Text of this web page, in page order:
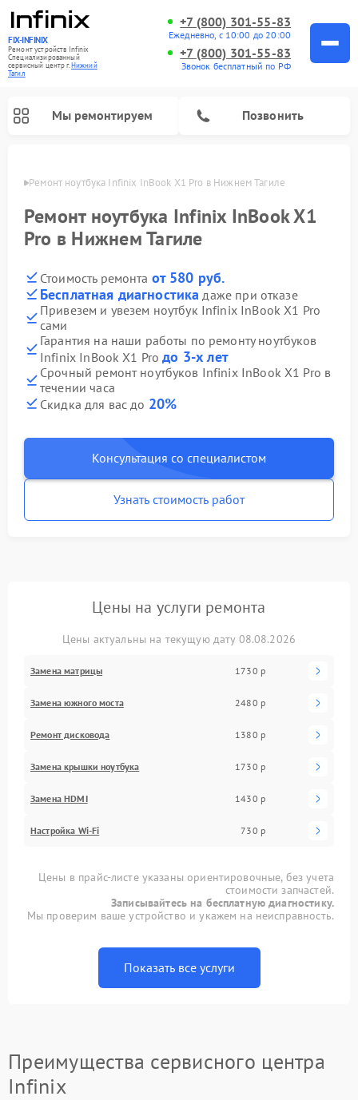
FIX-INFINIX
Ремонт устройств Infinix
Специализированный
cервисный центр г.Нижний
Тагил
+7 (800) 301-55-83
Ежедневно, с 10:00 до 20:00
+7 (800) 301-55-83
Звонок бесплатный по РФ
Мы ремонтируем Позвонить
Ремонт ноутбука Infinix InBook X1 Pro в Нижнем Тагиле
Ремонт ноутбука Infinix InBook X1
Pro в Нижнем Тагиле
Стоимость ремонта от 580 руб.
Бесплатная диагностика даже при отказе
Привезем и увезем ноутбук Infinix InBook X1 Pro
сами
Гарантия на наши работы по ремонту ноутбуков
Infinix InBook X1 Proдо 3-х лет
Срочный ремонт ноутбуков Infinix InBook X1 Pro в
течении часа
Скидка для вас до 20%
Консультация со специалистом
Узнать стоимость работ
Цены на услуги ремонта
Цены актуальны на текущую дату 08.08.2026
Замена матрицы 1730 р
Замена южного моста 2480 р
Ремонт дисковода 1380 р
Замена крышки ноутбука 1730 р
Замена HDMI 1430 р
Настройка Wi-Fi 730 р
Цены в прайс-листе указаны ориентировочные, без учета
стоимости запчастей.
Записывайтесь на бесплатную диагностику.
Мы проверим ваше устройство и укажем на неисправность.
Показать все услуги
Преимущества сервисного центра
Infinix